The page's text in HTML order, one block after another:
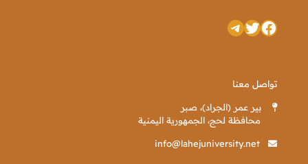
فيسبوك
تويترتيليجرام
تواصل معنا
بير عمر (الجراد)، صبر
محافظة لحج، الجمهورية اليمنية
info@lahejuniversity.net